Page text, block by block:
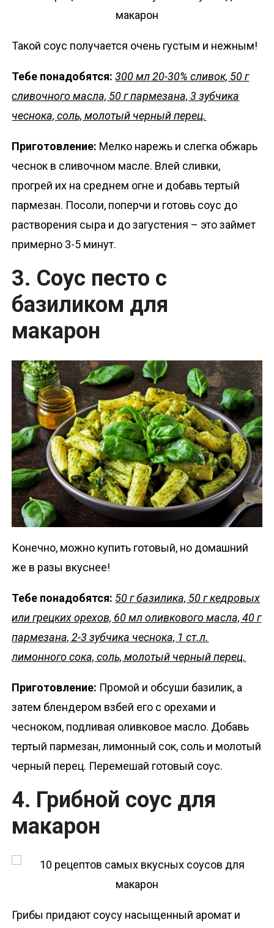
Такой соус получается очень густым и нежным!
Тебе понадобятся:300 мл 20-30% сливок, 50 г
сливочного масла, 50 г пармезана, 3 зубчика
чеснока, соль, молотый черный перец.
Приготовление: Мелко нарежь и слегка обжарь
чеснок в сливочном масле. Влей сливки,
прогрей их на среднем огне и добавь тертый
пармезан. Посоли, поперчи и готовь соус до
растворения сыра и до загустения – это займет
примерно 3-5 минут.
3. Соус песто с
базиликом для
макарон
Конечно, можно купить готовый, но домашний
же в разы вкуснее!
Тебе понадобятся: 50 г базилика, 50 г кедровых
или грецких орехов, 60 мл оливкового масла, 40 г
пармезана, 2-3 зубчика чеснока, 1 ст.л.
лимонного сока, соль, молотый черный перец.
Приготовление: Промой и обсуши базилик, а
затем блендером взбей его с орехами и
чесноком, подливая оливковое масло. Добавь
тертый пармезан, лимонный сок, соль и молотый
черный перец. Перемешай готовый соус.
4. Грибной соус для
макарон
Грибы придают соусу насыщенный аромат и